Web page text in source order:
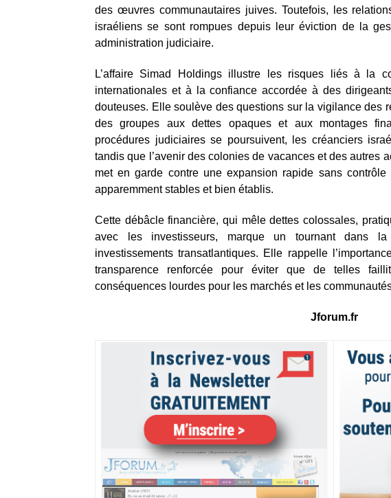
des œuvres communautaires juives. Toutefois, les
israéliens se sont rompues depuis leur éviction de la
administration judiciaire.
L’affaire Simad Holdings illustre les risques liés à la
internationales et à la confiance accordée à des
douteuses. Elle soulève des questions sur la vigilance des
des groupes aux dettes opaques et aux montages
procédures judiciaires se poursuivent, les créanciers
tandis que l’avenir des colonies de vacances et des autres
met en garde contre une expansion rapide sans
apparemment stables et bien établis.
Cette débâcle financière, qui mêle dettes colossales,
avec les investisseurs, marque un tournant dans
investissements transatlantiques. Elle rappelle
transparence renforcée pour éviter que de telles
conséquences lourdes pour les marchés et les
Jforum.fr